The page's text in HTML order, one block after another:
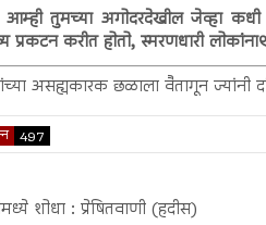
तुमच्या अगोदरदेखील जेव्हा
प्रकटन करीत होतो, स्मरणधारी
असह्यकारक छळाला वैतागून ज्यांनी
497
शोधा : प्रेषितवाणी (हदीस)